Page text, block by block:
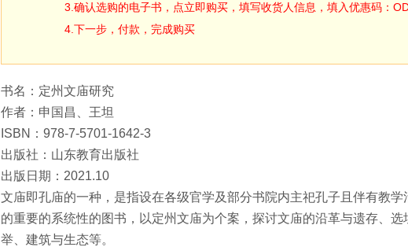
3.确认选购的电子书，点立即购买，填写收货人信息，填入优惠码：
4.下一步，付款，完成购买
书名：定州文庙研究
作者：申国昌、王坦
ISBN：978-7-5701-1642-3
出版社：山东教育出版社
出版日期：2021.10
文庙即孔庙的一种，是指设在各级官学及部分书院内主祀孔子且伴有教
的重要的系统性的图书，以定州文庙为个案，探讨文庙的沿革与遗存、
举、建筑与生态等。